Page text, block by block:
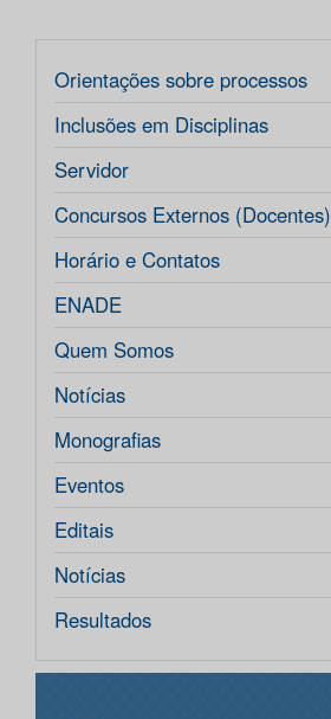
Orientações sobre processos
Inclusões em Disciplinas
Servidor
Concursos Externos (Docentes)
Horário e Contatos
ENADE
Quem Somos
Notícias
Monografias
Eventos
Editais
Notícias
Resultados